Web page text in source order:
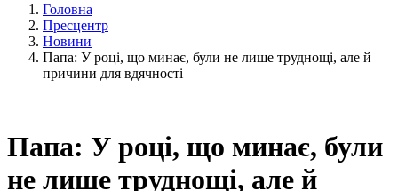
Головна
Пресцентр
Новини
Папа: У році, що минає, були не лише труднощі, але й
причини для вдячності
Папа: У році, що минає, були
не лише труднощі, але й